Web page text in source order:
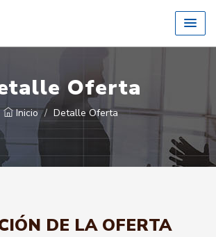
Oferta
Inicio Detalle Oferta
DE LA OFERTA